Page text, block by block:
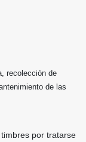
recolección de
de las
por tratarse